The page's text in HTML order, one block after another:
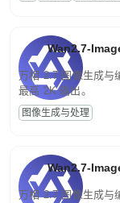
Wan2.7-
万相 2.7 图像生成与
最高 2K 输出。
图像生成与处理
Wan2.7-
万相 2.7 图像生成与